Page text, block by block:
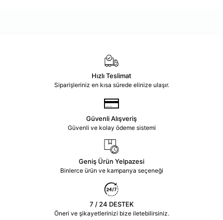
Hızlı Teslimat
Siparişleriniz en kısa sürede elinize ulaşır.
Güvenli Alışveriş
Güvenli ve kolay ödeme sistemi
Geniş Ürün Yelpazesi
Binlerce ürün ve kampanya seçeneği
7 / 24 DESTEK
Öneri ve şikayetlerinizi bize iletebilirsiniz.